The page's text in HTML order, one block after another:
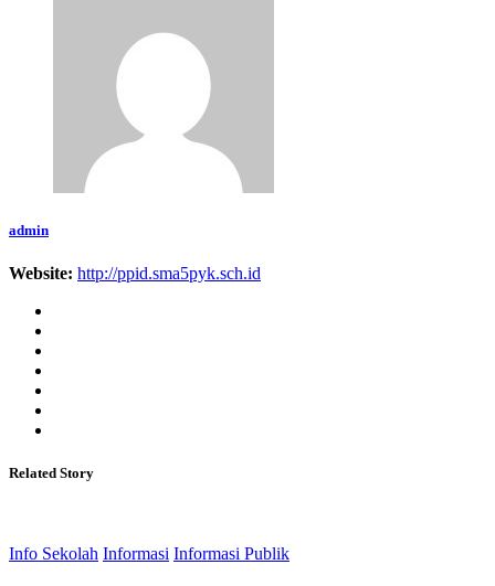
admin
Website: http://ppid.sma5pyk.sch.id
Related Story
Info Sekolah Informasi Informasi Publik